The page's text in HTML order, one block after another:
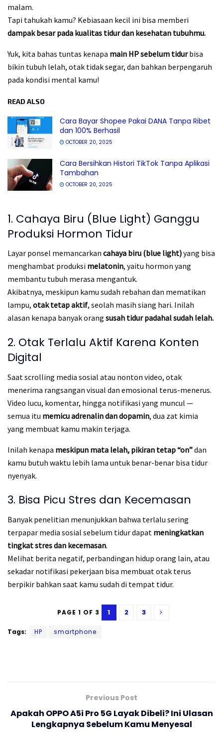
malam.
Tapi tahukah kamu? Kebiasaan kecil ini bisa memberi
dampak besar pada kualitas tidur dan kesehatan tubuhmu.
Yuk, kita bahas tuntas kenapa main HP sebelum tidurbisa
bikin tubuh lelah, otak tidak segar, dan bahkan berpengaruh
pada kondisi mental kamu!
READ ALSO
Cara Bayar Shopee Pakai DANA Tanpa Ribet
dan 100% Berhasil
OCTOBER 20, 2025
Cara Bersihkan Histori TikTok Tanpa Aplikasi
Tambahan
OCTOBER 20, 2025
1. Cahaya Biru (Blue Light) Ganggu
Produksi Hormon Tidur
Layar ponsel memancarkan cahaya biru (blue light)yang bisa
menghambat produksi melatonin, yaitu hormon yang
membantu tubuh merasa mengantuk.
Akibatnya, meskipun kamu sudah rebahan dan mematikan
lampu, otak tetap aktif, seolah masih siang hari. Inilah
alasan kenapa banyak orang susah tidur padahal sudah lelah.
2. Otak Terlalu Aktif Karena Konten
Digital
Saat scrolling media sosial atau nonton video, otak
menerima rangsangan visual dan emosional terus-menerus.
Video lucu, komentar, hingga notifikasi yang muncul —
semua itu memicu adrenalin dan dopamin, dua zat kimia
yang membuat kamu makin terjaga.
Inilah kenapa meskipun mata lelah, pikiran tetap “on”dan
kamu butuh waktu lebih lama untuk benar-benar bisa tidur
nyenyak.
3. Bisa Picu Stres dan Kecemasan
Banyak penelitian menunjukkan bahwa terlalu sering
terpapar media sosial sebelum tidur dapat meningkatkan
tingkat stres dan kecemasan.
Melihat berita negatif, perbandingan hidup orang lain, atau
sekadar notifikasi pekerjaan bisa membuat otak terus
berpikir bahkan saat kamu sudah di tempat tidur.
PAGE 1 OF 3 1 2 3
Tags: HP smartphone
Previous Post
Apakah OPPO A5i Pro 5G Layak Dibeli? Ini Ulasan
Lengkapnya Sebelum Kamu Menyesal